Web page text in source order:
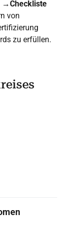
→Checkliste
von
zu erfüllen.